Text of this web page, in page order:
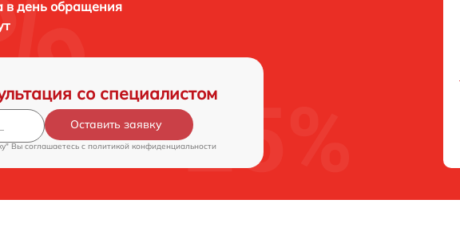
в день обращения
со специалистом
Оставить заявку
Вы соглашаетесь c политикой конфиденциальности